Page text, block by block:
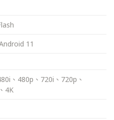
11
、480p、720i、720p、
4K